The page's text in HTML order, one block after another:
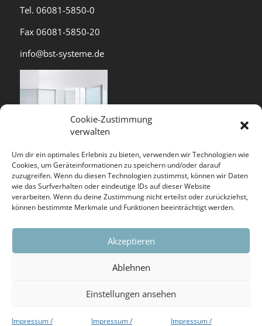
Cookie-Zustimmung
verwalten
Um dir ein optimales Erlebnis zu bieten, verwenden wir Technologien wie
Cookies, um Geräteinformationen zu speichern und/oder darauf
zuzugreifen. Wenn du diesen Technologien zustimmst, können wir Daten
wie das Surfverhalten oder eindeutige IDs auf dieser Website
verarbeiten. Wenn du deine Zustimmung nicht erteilst oder zurückziehst,
können bestimmte Merkmale und Funktionen beeinträchtigt werden.
Akzeptieren
Ablehnen
Einstellungen ansehen
Impressum / Impressum / Impressum /
Tel. 06081-5850-0
Fax 06081-5850-20
info@bst-systeme.de
BST SYSTEME GMBH & CO. KG
wurde von ECOVADIS 2019 mit einer Bronze-
Weiter lesen….